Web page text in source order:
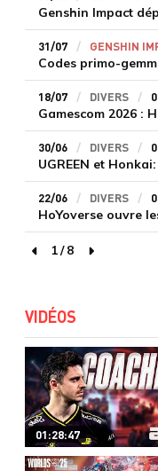
31/07 GENSHIN
18/07 DIVERS 0
30/06 DIVERS 0
22/06 DIVERS 0
page précédente
1/8
page
VIDÉOS
01:28:47